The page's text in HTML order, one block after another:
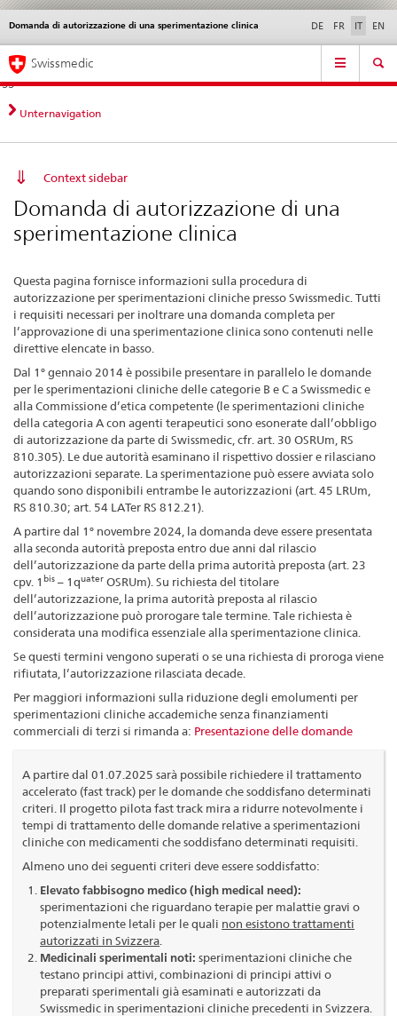
Navigazione
diretta:
novità,
aspetti
contatto
Novità &
norme
Contatto | Supporto &
aiuto
Domanda di autorizzazione di una sperimentazione clinica DE FR IT EN
Service
Navigation
Swissmedic
Unternavigation
Context sidebar
Domanda di autorizzazione di una
sperimentazione clinica
Questa pagina fornisce informazioni sulla procedura di
autorizzazione per sperimentazioni cliniche presso Swissmedic. Tutti
i requisiti necessari per inoltrare una domanda completa per
l’approvazione di una sperimentazione clinica sono contenuti nelle
direttive elencate in basso.
Dal 1° gennaio 2014 è possibile presentare in parallelo le domande
per le sperimentazioni cliniche delle categorie B e C a Swissmedic e
alla Commissione d’etica competente (le sperimentazioni cliniche
della categoria A con agenti terapeutici sono esonerate dall’obbligo
di autorizzazione da parte di Swissmedic, cfr. art. 30 OSRUm, RS
810.305). Le due autorità esaminano il rispettivo dossier e rilasciano
autorizzazioni separate. La sperimentazione può essere avviata solo
quando sono disponibili entrambe le autorizzazioni (art. 45 LRUm,
RS 810.30; art. 54 LATer RS 812.21).
A partire dal 1° novembre 2024, la domanda deve essere presentata
alla seconda autorità preposta entro due anni dal rilascio
dell’autorizzazione da parte della prima autorità preposta (art. 23
cpv. 1 bis – 1quater OSRUm). Su richiesta del titolare
dell’autorizzazione, la prima autorità preposta al rilascio
dell’autorizzazione può prorogare tale termine. Tale richiesta è
considerata una modifica essenziale alla sperimentazione clinica.
Se questi termini vengono superati o se una richiesta di proroga viene
rifiutata, l’autorizzazione rilasciata decade.
Per maggiori informazioni sulla riduzione degli emolumenti per
sperimentazioni cliniche accademiche senza finanziamenti
commerciali di terzi si rimanda a: Presentazione delle domande
A partire dal 01.07.2025 sarà possibile richiedere il trattamento
accelerato (fast track) per le domande che soddisfano determinati
criteri. Il progetto pilota fast track mira a ridurre notevolmente i
tempi di trattamento delle domande relative a sperimentazioni
cliniche con medicamenti che soddisfano determinati requisiti.
Almeno uno dei seguenti criteri deve essere soddisfatto:
Elevato fabbisogno medico (high medical need):
sperimentazioni che riguardano terapie per malattie gravi o
potenzialmente letali per le quali non esistono trattamenti
autorizzati in Svizzera
Medicinali sperimentali noti: sperimentazioni cliniche che
testano principi attivi, combinazioni di principi attivi o
preparati sperimentali già esaminati e autorizzati da
Swissmedic in sperimentazioni cliniche precedenti in Svizzera.